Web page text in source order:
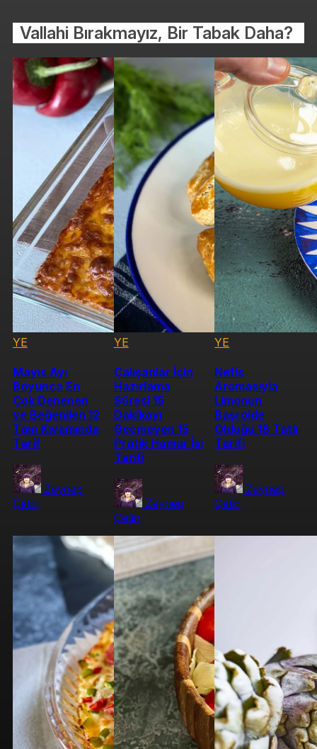
Vallahi Bırakmayız, Bir Tabak Daha?
YE
Mayıs Ayı
Boyunca En
Çok Denenen
ve Beğenilen 12
Tam Kıvamında
Tarif
Zeynep
Çetin
YE
Çalışanlar İçin
Hazırlama
Süresi 15
Dakikayı
Geçmeyen 15
Pratik Hamur İşi
Tarifi
Zeynep
Çetin
YE
Nefis
Aromasıyla
Limonun
Başrolde
Olduğu 18 Tatlı
Tarifi
Zeynep
Çetin